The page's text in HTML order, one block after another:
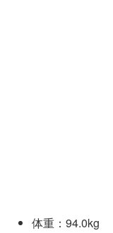
体重：94.0kg